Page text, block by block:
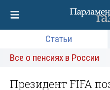
Статьи
Все о пенсиях в России
Президент FIFA